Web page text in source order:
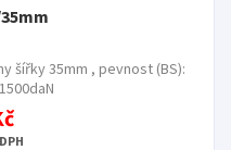
šířky 35mm , pevnost (BS):